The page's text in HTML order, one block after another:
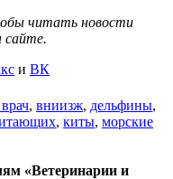
читать новости
сайте.
и ВК
, вниизж, дельфины,
, киты, морские
«Ветеринарии и